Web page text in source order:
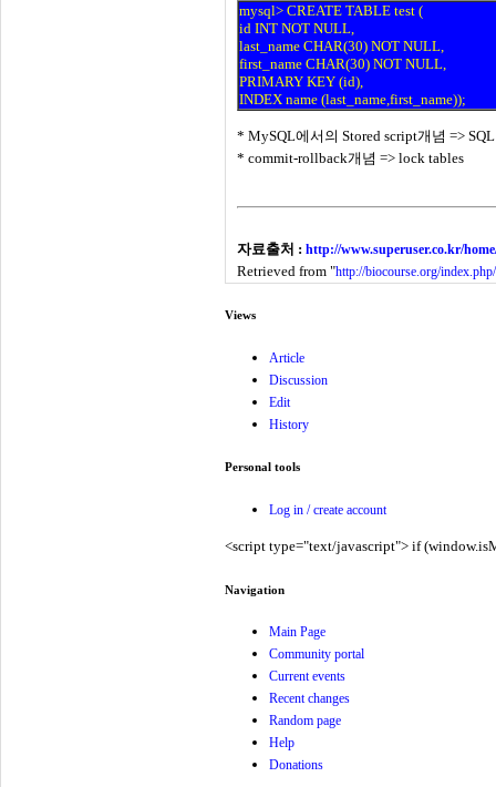
mysql> CREATE TABLE test (
id INT NOT NULL,
last_name CHAR(30) NOT NULL,
first_name CHAR(30) NOT NULL,
PRIMARY KEY (id),
INDEX name (last_name,first_name));
* MySQL에서의 Stored script개념 =>
* commit-rollback개념 => lock tables
자료출처 : http://www.superuser.co.kr/
Retrieved from "http://biocourse.org/
Views
Article
Discussion
Edit
History
Personal tools
Log in / create account
<script type="text/javascript"> if
Navigation
Main Page
Community portal
Current events
Recent changes
Random page
Help
Donations